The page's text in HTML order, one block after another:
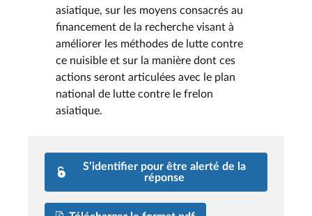
asiatique, sur les moyens consacrés au
financement de la recherche visant à
améliorer les méthodes de lutte contre
ce nuisible et sur la manière dont ces
actions seront articulées avec le plan
national de lutte contre le frelon
asiatique.
S’identifier pour être alerté de la
réponse